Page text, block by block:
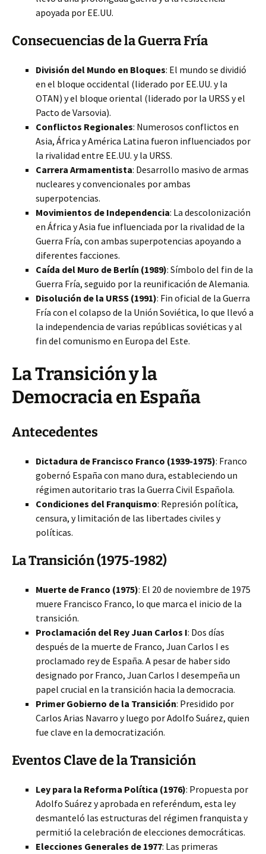
apoyada por EE.UU.
Consecuencias de la Guerra Fría
División del Mundo en Bloques: El mundo se dividió
en el bloque occidental (liderado por EE.UU. y la
OTAN) y el bloque oriental (liderado por la URSS y el
Pacto de Varsovia).
Conflictos Regionales: Numerosos conflictos en
Asia, África y América Latina fueron influenciados por
la rivalidad entre EE.UU. y la URSS.
Carrera Armamentista: Desarrollo masivo de armas
nucleares y convencionales por ambas
superpotencias.
Movimientos de Independencia: La descolonización
en África y Asia fue influenciada por la rivalidad de la
Guerra Fría, con ambas superpotencias apoyando a
diferentes facciones.
Caída del Muro de Berlín (1989): Símbolo del fin de la
Guerra Fría, seguido por la reunificación de Alemania.
Disolución de la URSS (1991): Fin oficial de la Guerra
Fría con el colapso de la Unión Soviética, lo que llevó a
la independencia de varias repúblicas soviéticas y al
fin del comunismo en Europa del Este.
La Transición y la
Democracia en España
Antecedentes
Dictadura de Francisco Franco (1939-1975): Franco
gobernó España con mano dura, estableciendo un
régimen autoritario tras la Guerra Civil Española.
Condiciones del Franquismo: Represión política,
censura, y limitación de las libertades civiles y
políticas.
La Transición (1975-1982)
Muerte de Franco (1975): El 20 de noviembre de 1975
muere Francisco Franco, lo que marca el inicio de la
transición.
Proclamación del Rey Juan Carlos I: Dos días
después de la muerte de Franco, Juan Carlos I es
proclamado rey de España. A pesar de haber sido
designado por Franco, Juan Carlos I desempeña un
papel crucial en la transición hacia la democracia.
Primer Gobierno de la Transición: Presidido por
Carlos Arias Navarro y luego por Adolfo Suárez, quien
fue clave en la democratización.
Eventos Clave de la Transición
Ley para la Reforma Política (1976): Propuesta por
Adolfo Suárez y aprobada en referéndum, esta ley
desmanteló las estructuras del régimen franquista y
permitió la celebración de elecciones democráticas.
Elecciones Generales de 1977: Las primeras